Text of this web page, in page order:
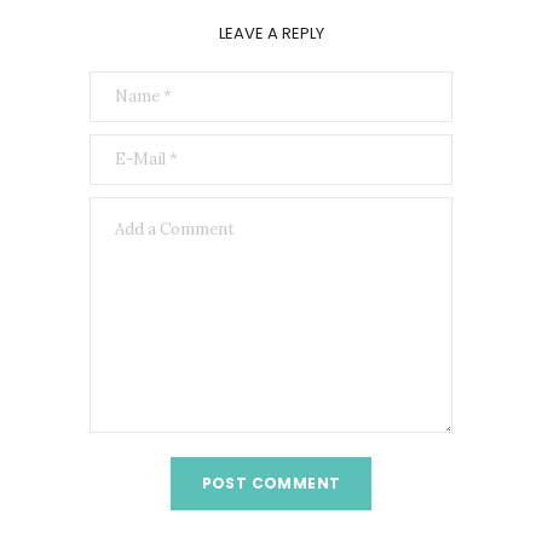
LEAVE A REPLY